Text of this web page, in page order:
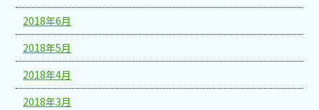
2018年6月
2018年5月
2018年4月
2018年3月